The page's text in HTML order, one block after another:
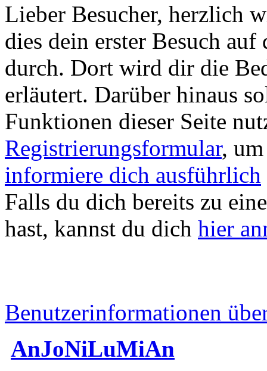
Lieber Besucher, herzlich
dies dein erster Besuch
durch. Dort wird dir die
erläutert. Darüber hinaus
Funktionen dieser Seite
Registrierungsformular,
informiere dich ausführlich
Falls du dich bereits zu
hast, kannst du dich hier
Benutzerinformationen
AnJoNiLuMiAn